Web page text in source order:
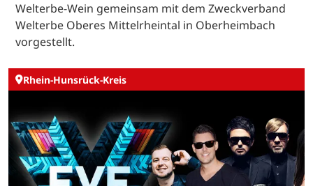
Welterbe-Wein gemeinsam mit dem Zweckverband
Welterbe Oberes Mittelrheintal in Oberheimbach
vorgestellt.
Rhein-Hunsrück-Kreis